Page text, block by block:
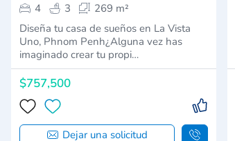
4
3
269 m²
Diseña tu casa de sueños en La Vista
Uno, Phnom Penh¿Alguna vez has
imaginado crear tu propi…
$757,500
Dejar una solicitud